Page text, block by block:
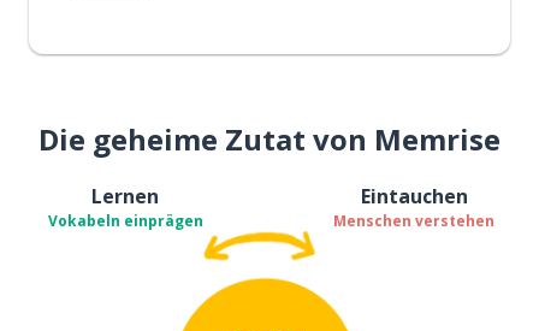
Die geheime Zutat von Memrise
Lernen
Vokabeln einprägen
Eintauchen
Menschen verstehen